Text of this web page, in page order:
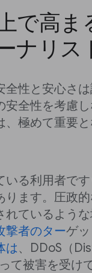
で高ま
ナリス
全性と安心さ
安全性を考慮
極めて重要と
いる利用者で
ります。圧政
れているよう
撃者のターゲッ
は、DDoS（
て被害を受け